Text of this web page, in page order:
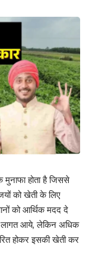
होता है जिससे
को खेती के लिए
को आर्थिक मदद दे
लागत आये, लेकिन अधिक
होकर इसकी खेती कर